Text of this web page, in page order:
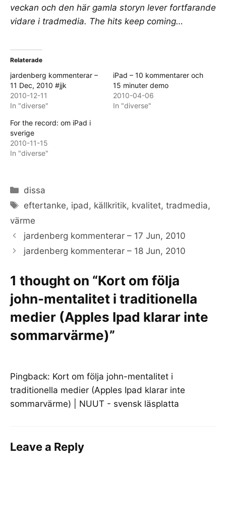
veckan och den här gamla storyn lever fortfarande
vidare i tradmedia. The hits keep coming…
Relaterade
jardenberg kommenterar –
11 Dec, 2010 #jjk
2010-12-11
In "diverse"
iPad – 10 kommentarer och
15 minuter demo
2010-04-06
In "diverse"
For the record: om iPad i
sverige
2010-11-15
In "diverse"
Categories
dissa
Tags
eftertanke, ipad, källkritik, kvalitet,tradmedia,
värme
jardenberg kommenterar – 17 Jun, 2010
jardenberg kommenterar – 18 Jun, 2010
1 thought on “Kort om följa
john-mentalitet i traditionella
medier (Apples Ipad klarar inte
sommarvärme)”
Pingback: Kort om följa john-mentalitet i
traditionella medier (Apples Ipad klarar inte
sommarvärme) | NUUT - svensk läsplatta
Leave a Reply